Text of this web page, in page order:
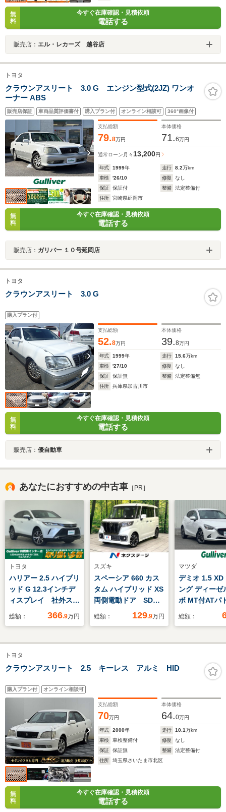
無
料
今すぐ在庫確認・見積依頼
電話する
販売店： エル・レカーズ 越谷店
トヨタ
クラウンアスリート 3.0 G エンジン型式(2JZ) ワンオ
ーナー ABS
販売店保証 車両品質評価書付 購入プラン付 オンライン相談可 360°画像付
支払総額
79.8万円
本体価格
71.6万円
通常ローン 月々 13,200円
年式 1999年 走行 8.2万km
車検
'26/10 修復
なし
保証
保証付 整備
法定整備付
住所
宮崎県延岡市
無
料
今すぐ在庫確認・見積依頼
電話する
販売店： ガリバー １０号延岡店
トヨタ
クラウンアスリート 3.0 G
購入プラン付
支払総額
52.8万円
本体価格
39.8万円
年式 1999年 走行 15.6万km
車検
'27/10 修復
なし
保証
保証無 整備
法定整備無
住所
兵庫県加古川市
無
料
今すぐ在庫確認・見積依頼
電話する
販売店： 優自動車
あなたにおすすめの中古車 ［PR］
トヨタ
ハリアー 2.5 ハイブリ
ッド G 12.3インチデ
ィスプレイ 社外スピ
ーカー ナビ フルセ
ー ハーフレザーシー
ト ブラインドスポッ
トモニター パワーバ
ライト
総額： 366.9万円
スズキ
スペーシア 660 カス
タム ハイブリッド XS
両側電動ドア SDナ
ビ バックカメラ 衝
シート シートヒータ
ーセンサー スマート
アルミ
総額： 129.9万円
マツダ
デミオ 1.5 XD
ング ディーゼ
ボ MT付ATパ
フト クルコ
総額：
トヨタ
クラウンアスリート 2.5 キーレス アルミ HID
購入プラン付 オンライン相談可
支払総額
70万円
本体価格
64.0万円
年式 2000年 走行 10.1万km
車検
車検整備付 修復
なし
保証
保証無 整備
法定整備付
住所
埼玉県さいたま市北区
無
料
今すぐ在庫確認・見積依頼
電話する